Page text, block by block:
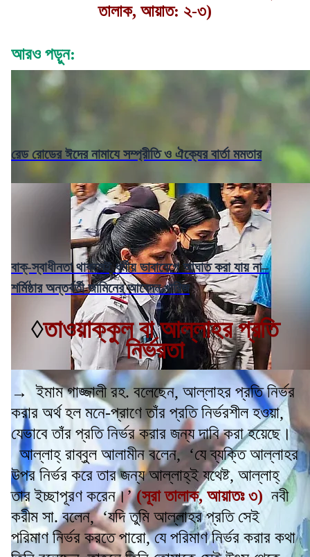
তালাক, আয়াত: ২-৩)
আরও পড়ুন:
রেড রোডের ঈদের নামাযে সম্প্রীতি ও ঐক্যের বার্তা মমতার
বাক্-স্বাধীনতা থাকলেই ধর্মীয় ভাবাবেগে আঘাত করা যায় না–
শর্মিষ্ঠার অন্তর্বর্তী জামিনের আবেদন খারিজ
◊তাওয়াক্কুল বা আল্লাহর প্রতি
নির্ভরতা
→ ইমাম গাজ্জালী রহ. বলেছেন, আল্লাহর প্রতি নির্ভর
করার অর্থ হল মনে-প্রাণে তাঁর প্রতি নির্ভরশীল হওয়া,
যেভাবে তাঁর প্রতি নির্ভর করার জন্য দাবি করা হয়েছে।
আল্লাহ্ রাব্বুল আলামীন বলেন, ‘যে ব্যক্তি আল্লাহর
উপর নির্ভর করে তার জন্য আল্লাহ্ই যথেষ্ট, আল্লাহ্
তার ইচ্ছাপূরণ করেন।’(সূরা তালাক, আয়াতঃ ৩) নবী
করীম সা. বলেন, ‘যদি তুমি আল্লাহর প্রতি সেই
পরিমাণ নির্ভর করতে পারো, যে পরিমাণ নির্ভর করার কথা